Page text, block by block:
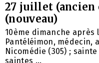
27 juillet (ancien
(nouveau)
10ème dimanche après
Pantéléimon, médecin,
Nicomédie (305) ;
saintes ...